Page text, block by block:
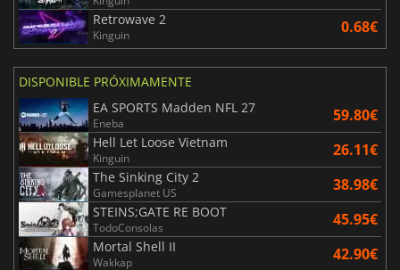
Retrowave 2
Kinguin 0.68€
DISPONIBLE PRÓXIMAMENTE
EA SPORTS Madden NFL 27
Eneba 59.80€
Hell Let Loose Vietnam
Kinguin 26.11€
The Sinking City 2
Gamesplanet US 38.98€
STEINS;GATE RE BOOT
TodoConsolas 45.95€
Mortal Shell II
Wakkap 42.90€